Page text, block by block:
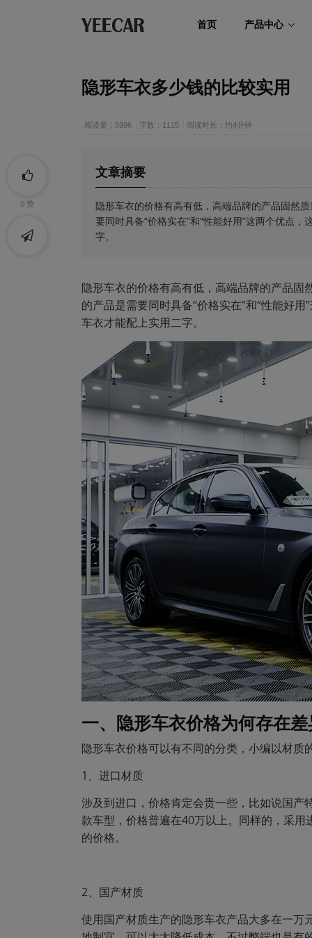
首页 产品中心
隐形车衣多少钱的比较实用
阅读量：5996 字数：1115 阅读时长：约4分钟
文章摘要
隐形车衣的价格有高有低，高端品牌的产品固然
要同时具备“价格实在”和“性能好用”这两个优点
字。
隐形车衣的价格有高有低，高端品牌的产品
的产品是需要同时具备“价格实在”和“性能好
车衣才能配上实用二字。
一、隐形车衣价格为何存在
隐形车衣价格可以有不同的分类，小编以材质
1、进口材质
涉及到进口，价格肯定会贵一些，比如说国
款车型，价格普遍在40万以上。同样的，采
的价格。
2、国产材质
使用国产材质生产的隐形车衣产品大多在一
0 赞